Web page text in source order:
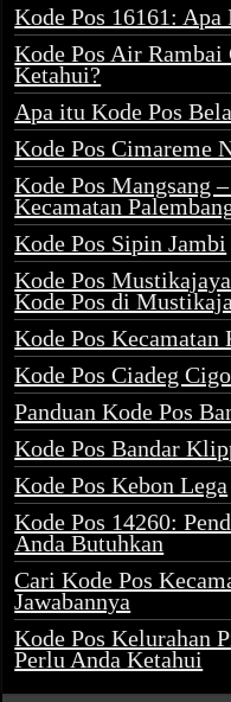
Kode Pos 16161:
Kode Pos Air Rambai
Ketahui?
Apa itu Kode Pos
Kode Pos Cimareme
Kode Pos Mangsang
Kecamatan
Kode Pos Sipin Jambi
Kode Pos
Kode Pos di
Kode Pos Kecamatan
Kode Pos Ciadeg
Panduan Kode Pos
Kode Pos Bandar
Kode Pos Kebon Lega
Kode Pos 14260:
Anda Butuhkan
Cari Kode Pos
Jawabannya
Kode Pos Kelurahan
Perlu Anda Ketahui